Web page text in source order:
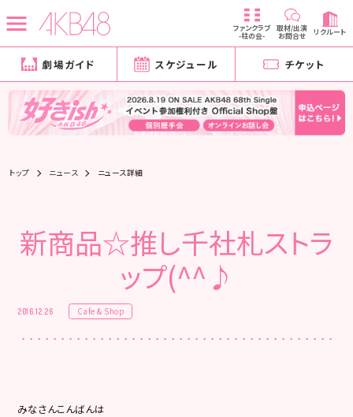
ファンクラブ
-柱の会-
取材/出演
お問合せ リクルート
劇場ガイド スケジュール チケット
トップ ニュース ニュース詳細
新商品☆推し千社札ストラ
ップ(^^♪
2016.12.26 Cafe & Shop
みなさんこんばんは